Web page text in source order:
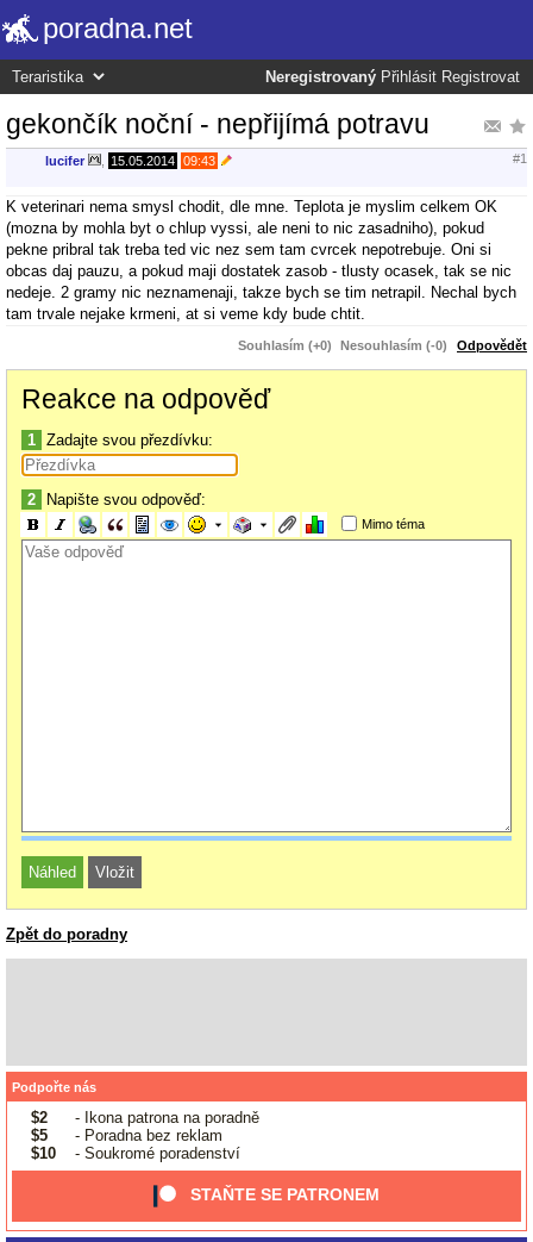
poradna.net
Neregistrovaný Přihlásit Registrovat
gekončík noční - nepřijímá potravu
lucifer 15.05.2014 09:43 #1
K veterinari nema smysl chodit, dle mne. Teplota je myslim celkem OK
(mozna by mohla byt o chlup vyssi, ale neni to nic zasadniho), pokud
pekne pribral tak treba ted vic nez sem tam cvrcek nepotrebuje. Oni si
obcas daj pauzu, a pokud maji dostatek zasob - tlusty ocasek, tak se nic
nedeje. 2 gramy nic neznamenaji, takze bych se tim netrapil. Nechal bych
tam trvale nejake krmeni, at si veme kdy bude chtit.
Souhlasím (+0) Nesouhlasím (-0) Odpovědět
Reakce na odpověď
1 Zadajte svou přezdívku:
2 Napište svou odpověď:
Mimo téma
Zpět do poradny
Podpořte nás
$2
- Ikona patrona na poradně
$5
- Poradna bez reklam
$10
- Soukromé poradenství
STAŇTE SE PATRONEM